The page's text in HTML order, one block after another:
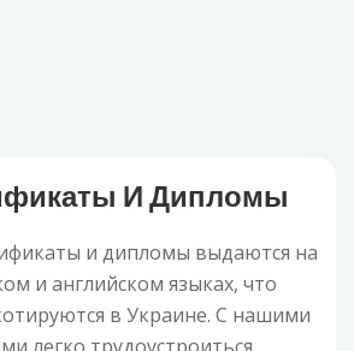
И Дипломы
и дипломы выдаются на
и английском языках, что
в Украине. С нашими